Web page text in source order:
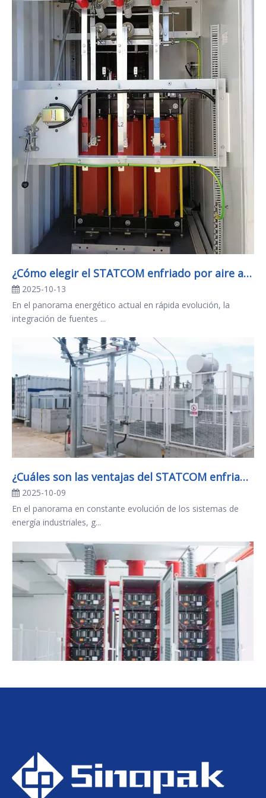
¿Cómo elegir el STATCOM enfriado por aire adecuado para su red eléctrica?
2025-10-13
En el panorama energético actual en rápida evolución, la
integración de fuentes ...
¿Cuáles son las ventajas del STATCOM enfriado por aire para aplicaciones industriales?
2025-10-09
En el panorama en constante evolución de los sistemas de
energía industriales, g...
2025-10-06
¿Cómo puede STATCOM enfriado por aire mejorar la
estabilidad de la red? En la er...